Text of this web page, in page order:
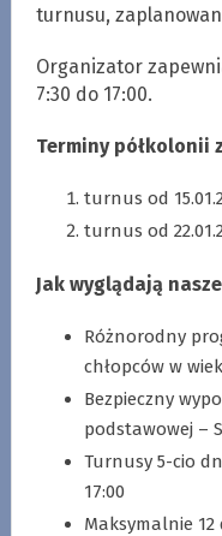
turnusu,
Organizator
7:30 do 17:00.
Terminy półkolonii
turnus od
turnus od
Jak wyglądają
Różnorodny
chłopców w
Bezpieczny
podstawowej –
Turnusy 5-cio
17:00
Maksymalnie